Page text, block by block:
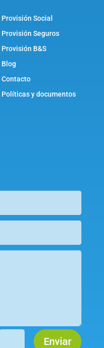
Provisión Social
Provisión Seguros
Provisión B&S
Blog
Contacto
Políticas y documentos
Enviar